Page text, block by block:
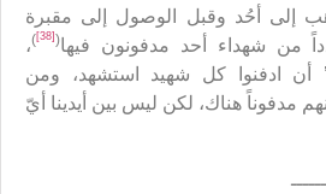
إلى أحُد وقبل الوصول إلى مقبرة
من شهداء أحد مدفونون فيها(
[38]
)،
أن ادفنوا كل شهيد استشهد، ومن
مدفوناً هناك، لكن ليس بين أيدينا أيّ